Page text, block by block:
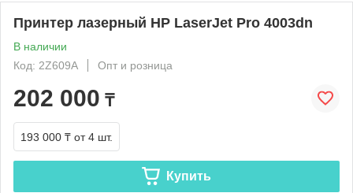
Принтер лазерный HP LaserJet Pro 4003dn
В наличии
Код: 2Z609A
Опт и розница
202 000 ₸
193 000 ₸ от 4 шт.
Купить